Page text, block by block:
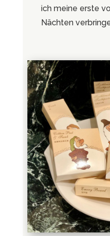
ich meine erste
Nächten